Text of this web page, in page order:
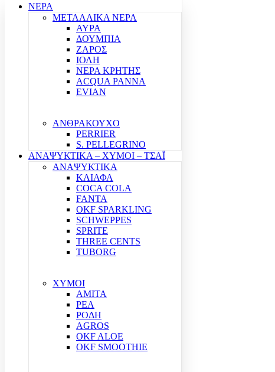
ΝΕΡΑ
ΜΕΤΑΛΛΙΚΑ ΝΕΡΑ
ΑΥΡΑ
ΔΟΥΜΠΙΑ
ΖΑΡΟΣ
ΙΟΛΗ
ΝΕΡΑ ΚΡΗΤΗΣ
ACQUA PANNA
EVIAN
ΑΝΘΡΑΚΟΥΧΟ
PERRIER
S. PELLEGRINO
ΑΝΑΨΥΚΤΙΚΑ – ΧΥΜΟΙ – ΤΣΑΪ
ΑΝΑΨΥΚΤΙΚΑ
ΚΛΙΑΦΑ
COCA COLA
FANTA
OKF SPARKLING
SCHWEPPES
SPRITE
THREE CENTS
TUBORG
ΧΥΜΟΙ
ΑΜΙΤΑ
ΡΕΑ
ΡΟΔΗ
AGROS
OKF ALOE
OKF SMOOTHIE